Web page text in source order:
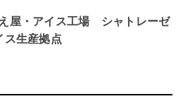
屋・アイス工場 シャトレーゼ
ス生産拠点